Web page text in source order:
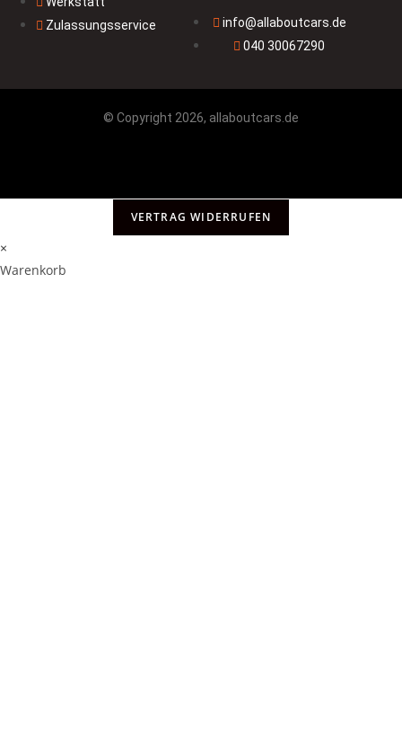
Zulassungsservice
info@allaboutcars.de
040 30067290
© Copyright 2026, allaboutcars.de
VERTRAG WIDERRUFEN
×
Warenkorb